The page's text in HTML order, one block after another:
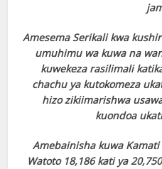
Amesema Serikali kwa
umuhimu wa kuwa na
kuwekeza rasilimali
chachu ya kutokomeza
hizo zikiimarishwa
kuondoa
Amebainisha kuwa
Watoto 18,186 kati ya